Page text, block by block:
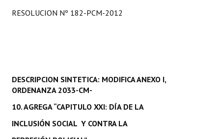
Concejales Mandato Cumplido
Constitución Provincial
Reglamento Interno
RESOLUCION Nº 182-PCM-2012
DESCRIPCION SINTETICA: MODIFICA ANEXO I,
ORDENANZA 2033-CM-
10. AGREGA “CAPITULO XXI: DÍA DE LA
INCLUSIÓN SOCIAL Y CONTRA LA